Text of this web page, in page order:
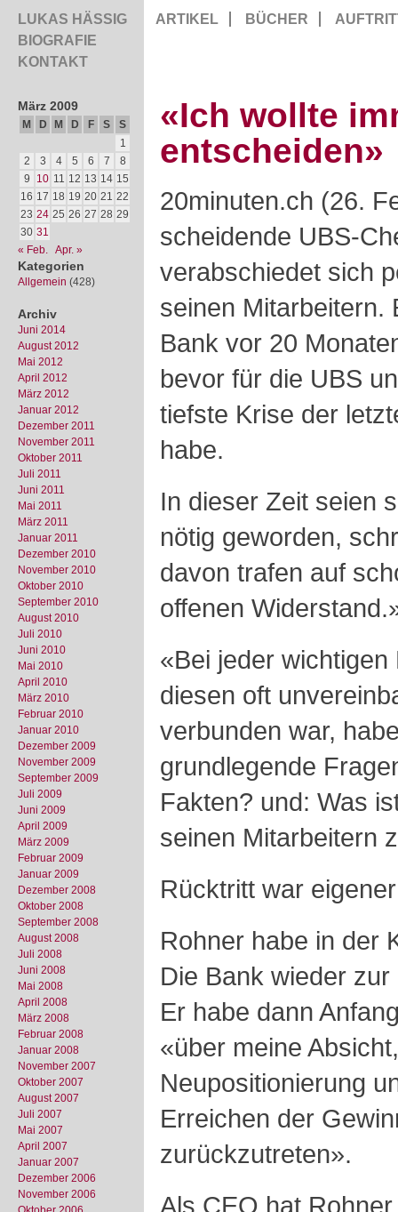
LUKAS HÄSSIG
BIOGRAFIE
KONTAKT
ARTIKEL BÜCHER
März 2009
M D M D F S
S
1
2
3 4 5 6 7
8
9
10 11 12 13 14 15
16 17 18 19 20 21 22
23 24 25 26 27 28 29
30 31
« Feb. Apr. »
Kategorien
Allgemein (428)
Archiv
Juni 2014
August 2012
Mai 2012
April 2012
März 2012
Januar 2012
Dezember 2011
November 2011
Oktober 2011
Juli 2011
Juni 2011
Mai 2011
März 2011
Januar 2011
Dezember 2010
November 2010
Oktober 2010
September 2010
August 2010
Juli 2010
Juni 2010
Mai 2010
April 2010
März 2010
Februar 2010
Januar 2010
Dezember 2009
November 2009
September 2009
Juli 2009
Juni 2009
April 2009
März 2009
Februar 2009
Januar 2009
Dezember 2008
Oktober 2008
September 2008
August 2008
Juli 2008
Juni 2008
Mai 2008
April 2008
März 2008
Februar 2008
Januar 2008
November 2007
Oktober 2007
August 2007
Juli 2007
Mai 2007
April 2007
Januar 2007
Dezember 2006
November 2006
«Ich wollte
entscheiden»
20minuten.ch (26.
scheidende UBS-
verabschiedet sich
seinen Mitarbeitern.
Bank vor 20
bevor für die UBS
tiefste Krise der
habe.
In dieser Zeit seien
nötig geworden,
davon trafen auf
offenen
«Bei jeder
diesen oft
verbunden war,
grundlegende
Fakten? und: Was
seinen Mitarbeitern
Rücktritt war
Rohner habe in der
Die Bank wieder
Er habe dann
«über meine
Neupositionierung
Erreichen der
zurückzutreten».
Als CEO hat